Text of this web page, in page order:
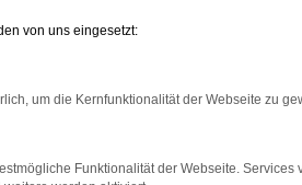
Jakob Trading
D-08223 Neustadt/
von uns eingesetzt:
um die Kernfunktionalität der Webseite zu
Funktionalität der Webseite.